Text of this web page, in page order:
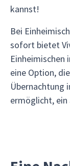
kannst!
Bei
sofort bietet
Einheimischen
eine Option,
Übernachtung
ermöglicht, ein